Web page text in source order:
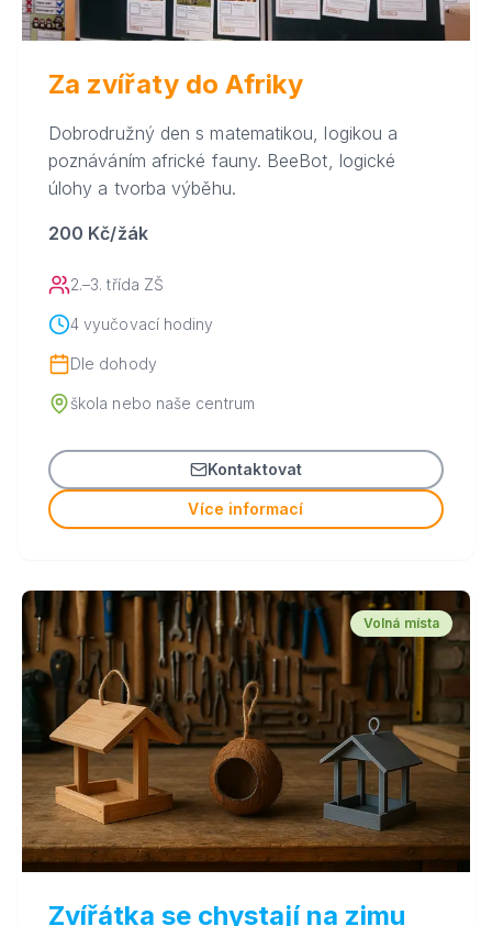
Za zvířaty do Afriky
Dobrodružný den s matematikou, logikou a
poznáváním africké fauny. BeeBot, logické
úlohy a tvorba výběhu.
200 Kč/žák
2.–3. třída ZŠ
4 vyučovací hodiny
Dle dohody
škola nebo naše centrum
Kontaktovat
Více informací
Volná místa
Zvířátka se chystají na zimu